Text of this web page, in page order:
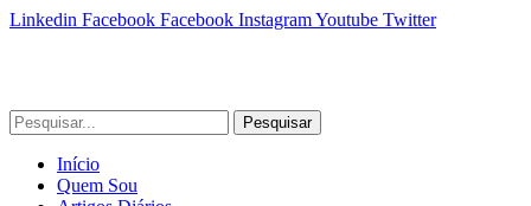
Linkedin Facebook Facebook InstagramYoutube Twitter
Pesquisar
Início
Quem Sou